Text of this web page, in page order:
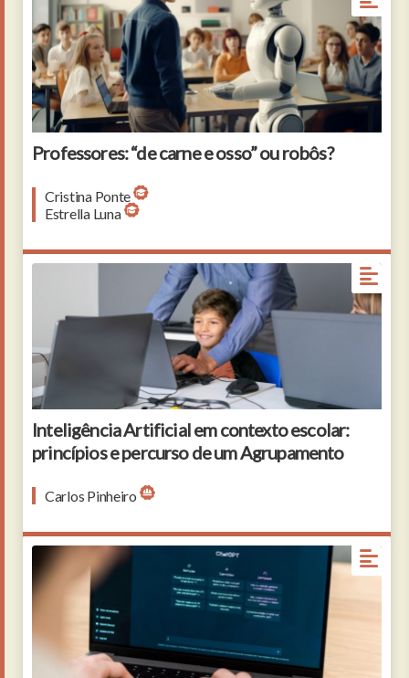
Professores: “de carne e osso” ou robôs?
Cristina Ponte
Estrella Luna
Teacher in glasses explaining lesson to boy and
standing behind him. Cute pupil sitting at table in
school, smiling, listening tutor and looking at screen.
Knowledge and digital education concept
Inteligência Artificial em contexto escolar:
princípios e percurso de um Agrupamento
Carlos Pinheiro